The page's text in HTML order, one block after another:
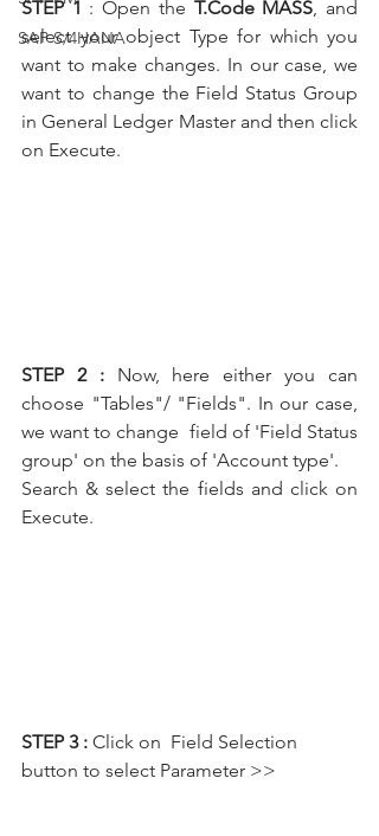
SAP S/4HANA
STEP 1 : Open the T.Code MASS, and
select your object Type for which you
want to make changes. In our case, we
want to change the Field Status Group
in General Ledger Master and then click
on Execute.
STEP 2 :
Now, here either you can
choose "Tables"/ "Fields". In our case,
we want to change  field of 'Field Status
group' on the basis of 'Account type'.
Search & select the fields and click on
Execute.
STEP 3 : Click on  Field Selection
button to select Parameter >>